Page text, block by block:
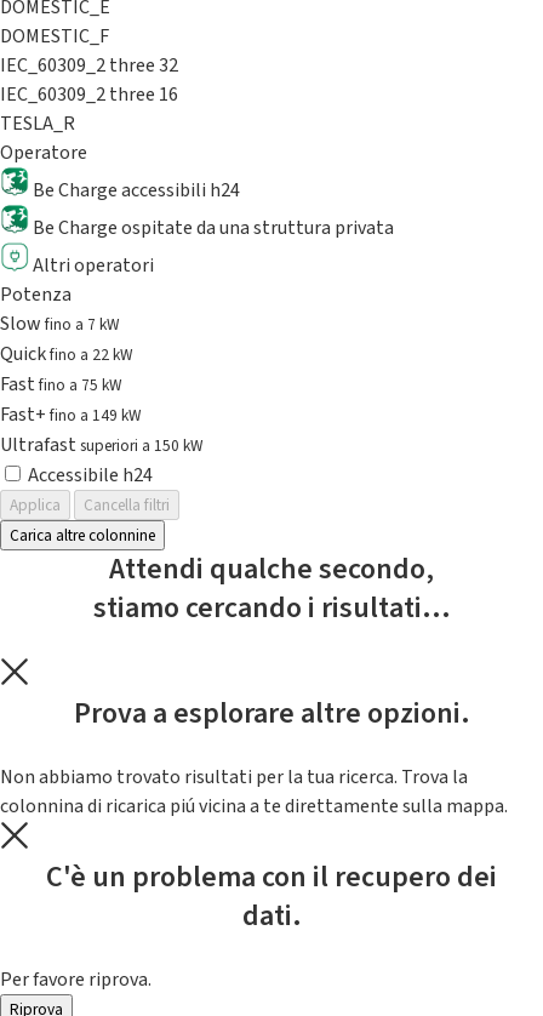
DOMESTIC_E
DOMESTIC_F
IEC_60309_2 three 32
IEC_60309_2 three 16
TESLA_R
Operatore
Be Charge accessibili h24
Be Charge ospitate da una struttura privata
Altri operatori
Potenza
Slowfino a 7 kW
Quickfino a 22 kW
Fastfino a 75 kW
Fast+fino a 149 kW
Ultrafast superiori a 150 kW
Accessibile h24
Applica
Cancella filtri
Carica altre colonnine
Attendi qualche secondo,
stiamo cercando i risultati...
Prova a esplorare altre opzioni.
Non abbiamo trovato risultati per la tua ricerca. Trova la
colonnina di ricarica piú vicina a te direttamente sulla mappa.
C'è un problema con il recupero dei
dati.
Per favore riprova.
Riprova